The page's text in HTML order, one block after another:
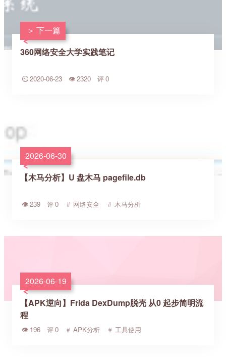
下一篇
360网络安全大学实践笔记
2020-06-23 2320 0
2026-06-30
【木马分析】U 盘木马 pagefile.db
239 0 网络安全 木马分析
2026-06-19
【APK逆向】Frida DexDump脱壳 从0 起步简明流
程
196 0 APK分析 工具使用